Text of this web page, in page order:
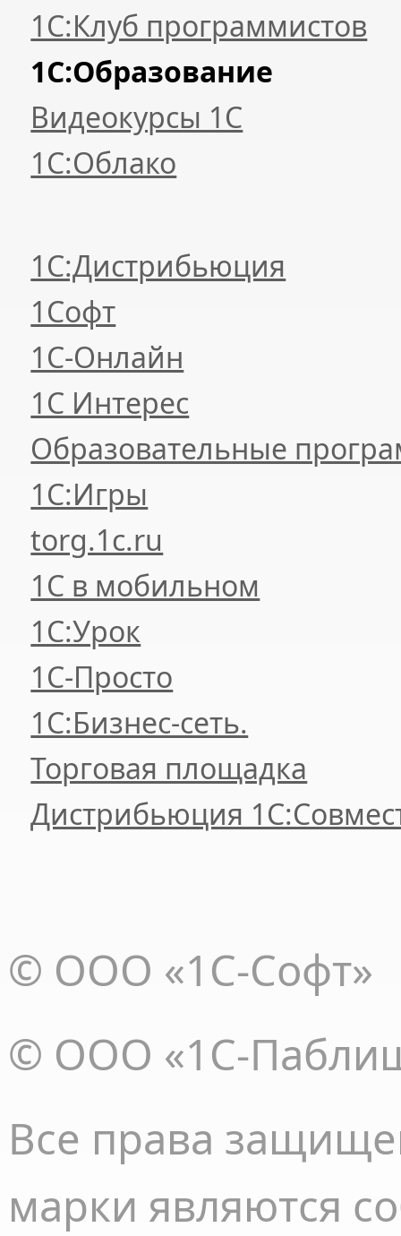
1С:Клуб программистов
1С:Образование
Видеокурсы 1С
1С:Облако
1С:Дистрибьюция
1Софт
1С-Онлайн
1С Интерес
Образовательные
1С:Игры
torg.1c.ru
1С в мобильном
1С:Урок
1C-Просто
1С:Бизнес-сеть.
Торговая площадка
Дистрибьюция
© ООО «1С-Софт»
© ООО «1С-
Все права
марки являются